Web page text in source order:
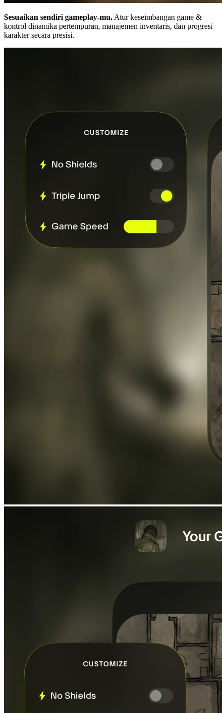
Sesuaikan sendiri gameplay-mu. Atur keseimbangan game &
kontrol dinamika pertempuran, manajemen inventaris, dan progresi
karakter secara presisi.